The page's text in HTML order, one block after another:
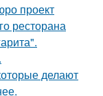
проект
ресторана
делают